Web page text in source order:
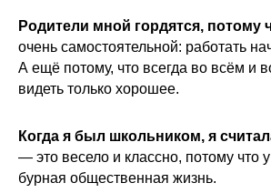
Родители мной гордятся, потому
очень самостоятельной: работать
А ещё потому, что всегда во всём и
видеть только хорошее.
Когда я был школьником, я
— это весело и классно, потому что
бурная общественная жизнь.